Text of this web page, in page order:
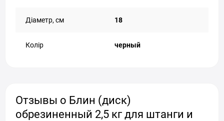
Діаметр, см 18
Колір черный
Отзывы о Блин (диск)
обрезиненный 2,5 кг для штанги и